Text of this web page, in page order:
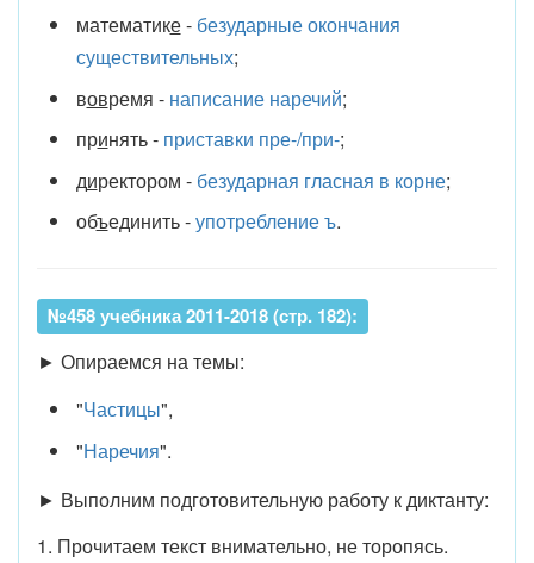
математике- безударные окончания
существительных;
вовремя - написание наречий;
принять - приставки пре-/при-;
директором - безударная гласная в корне;
объединить -употребление ъ.
№458 учебника 2011-2018 (стр. 182):
► Опираемся на темы:
"Частицы",
"Наречия".
► Выполним подготовительную работу к диктанту:
1. Прочитаем текст внимательно, не торопясь.